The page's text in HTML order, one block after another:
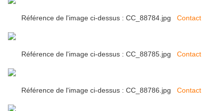
Référence de l'image ci-dessus : CC_88784.jpg Contact
Référence de l'image ci-dessus : CC_88785.jpg Contact
Référence de l'image ci-dessus : CC_88786.jpg Contact